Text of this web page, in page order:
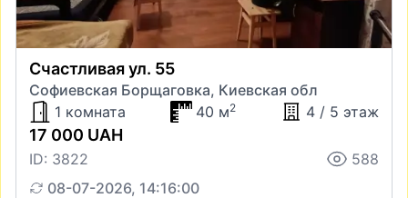
Счастливая ул. 55
Софиевская Борщаговка, Киевская обл
1 комната
40 м2 4 / 5 этаж
17 000 UAH
ID: 3822
588
08-07-2026, 14:16:00